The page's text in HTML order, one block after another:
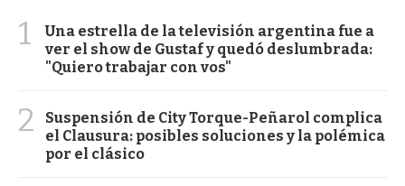
1
Una estrella de la televisión argentina fue a
ver el show de Gustaf y quedó deslumbrada:
"Quiero trabajar con vos"
2
Suspensión de City Torque-Peñarol complica
el Clausura: posibles soluciones y la polémica
por el clásico